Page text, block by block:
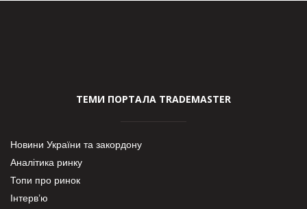
ТЕМИ ПОРТАЛА TRADEMASTER
Новини України та закордону
Аналітика ринку
Топи про ринок
Інтерв’ю